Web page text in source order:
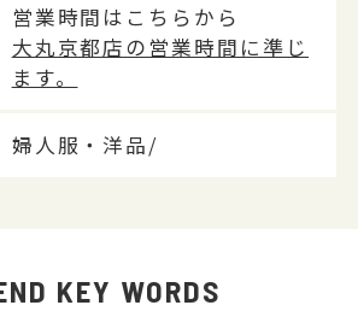
営業時間はこちらから
大丸京都店の営業時間に準じ
ます。
婦人服・洋品/
KEY WORDS